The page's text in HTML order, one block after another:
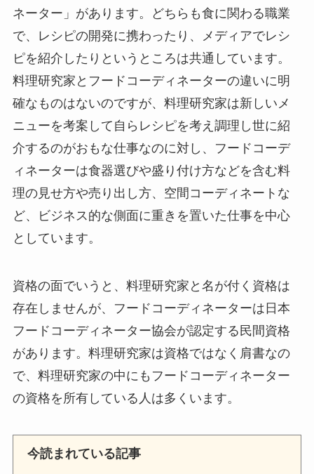
ネーター」があります。どちらも食に関わる職業
で、レシピの開発に携わったり、メディアでレシ
ピを紹介したりというところは共通しています。
料理研究家とフードコーディネーターの違いに明
確なものはないのですが、料理研究家は新しいメ
ニューを考案して自らレシピを考え調理し世に紹
介するのがおもな仕事なのに対し、フードコーデ
ィネーターは食器選びや盛り付け方などを含む料
理の見せ方や売り出し方、空間コーディネートな
ど、ビジネス的な側面に重きを置いた仕事を中心
としています。
資格の面でいうと、料理研究家と名が付く資格は
存在しませんが、フードコーディネーターは日本
フードコーディネーター協会が認定する民間資格
があります。料理研究家は資格ではなく肩書なの
で、料理研究家の中にもフードコーディネーター
の資格を所有している人は多くいます。
今読まれている記事